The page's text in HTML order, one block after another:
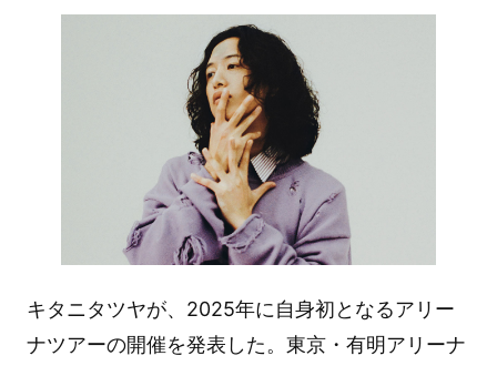
キタニタツヤが、2025年に自身初となるアリー
ナツアーの開催を発表した。東京・有明アリーナ